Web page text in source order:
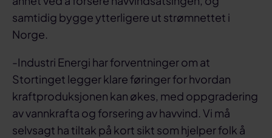
samtidig bygge ytterligere ut strømnettet i
Norge.
-Industri Energi har forventninger om at
Stortinget legger klare føringer for hvordan
kraftproduksjonen kan økes, med oppgradering
av vannkrafta og forsering av havvind. Vi må
selvsagt ha tiltak på kort sikt som hjelper folk å